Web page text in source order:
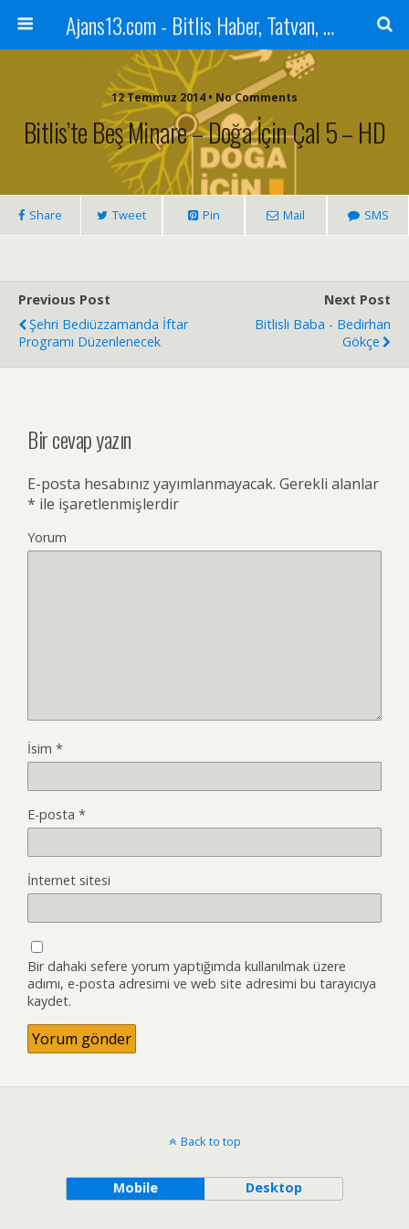
Ajans13.com - Bitlis Haber, Tatvan, Ahlat, Adilcevaz, Mutki, Hizan, Güroymak, Gazete, Ajans, 13, Haber
12 Temmuz 2014 • No Comments
Bitlis’te Beş Minare – Doğa İçin Çal 5 – HD
Share Tweet Pin Mail SMS
Previous Post
Şehri Bediüzzamanda İftar
Programı Düzenlenecek
Next Post
Bitlisli Baba - Bedirhan
Gökçe
Bir cevap yazın
E-posta hesabınız yayımlanmayacak. Gerekli alanlar
* ile işaretlenmişlerdir
Yorum
İsim *
E-posta *
İnternet sitesi
Bir dahaki sefere yorum yaptığımda kullanılmak üzere
adımı, e-posta adresimi ve web site adresimi bu tarayıcıya
kaydet.
Back to top
Mobile Desktop